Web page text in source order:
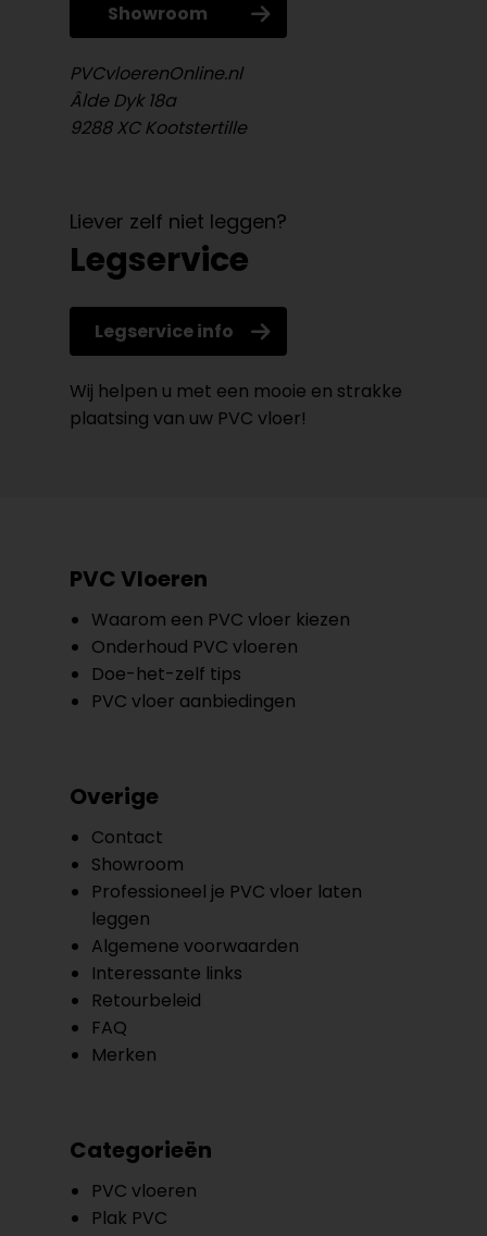
Showroom
PVCvloerenOnline.nl
Âlde Dyk 18a
9288 XC Kootstertille
Liever zelf niet leggen?
Legservice
Legservice info
Wij helpen u met een mooie en strakke
plaatsing van uw PVC vloer!
PVC Vloeren
Waarom een PVC vloer kiezen
Onderhoud PVC vloeren
Doe-het-zelf tips
PVC vloer aanbiedingen
Overige
Contact
Showroom
Professioneel je PVC vloer laten
leggen
Algemene voorwaarden
Interessante links
Retourbeleid
FAQ
Merken
Categorieën
PVC vloeren
Plak PVC